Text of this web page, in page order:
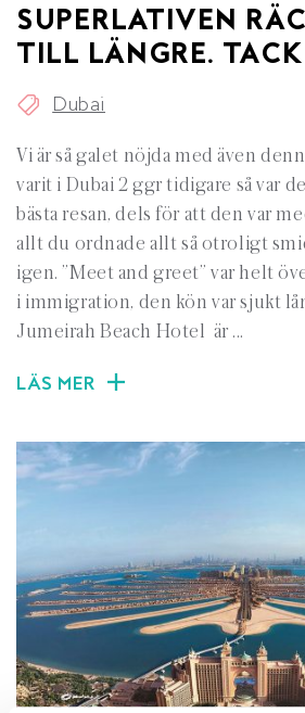
SUPERLATIVEN
TILL LÄNGRE.
Dubai
Vi är så galet nöjda med även
varit i Dubai 2 ggr tidigare så var
bästa resan, dels för att den var
allt du ordnade allt så otroligt
igen. ”Meet and greet” var helt
i immigration, den kön var sjukt
Jumeirah Beach Hotel är ...
LÄS MER